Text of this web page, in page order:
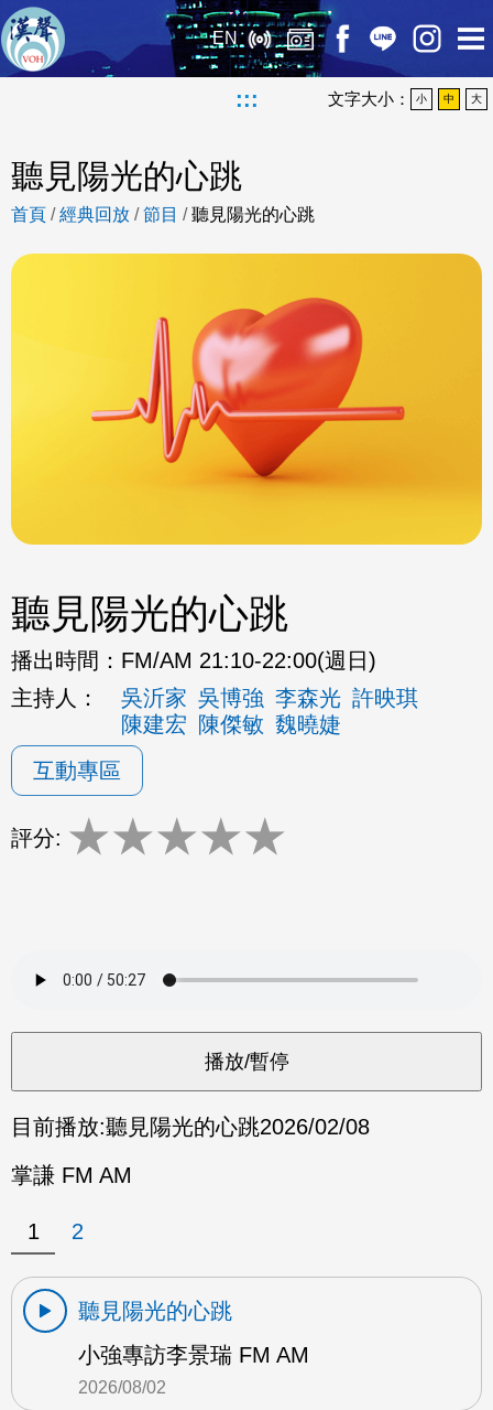
EN
::: 文字大小： 小 中 大
聽見陽光的心跳
首頁 /經典回放 /節目 /聽見陽光的心跳
聽見陽光的心跳
播出時間： FM/AM 21:10-22:00(週日)
主持人：
吳沂家 吳博強 李森光 許映琪
陳建宏 陳傑敏 魏曉婕
互動專區
評分: ★★★★★
目前播放:聽見陽光的心跳2026/02/08
掌謙 FM AM
1 2
聽見陽光的心跳
小強專訪李景瑞 FM AM
2026/08/02